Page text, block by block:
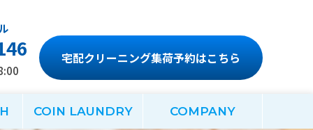
宅配クリーニング集荷予約はこちら
COIN LAUNDRY COMPANY